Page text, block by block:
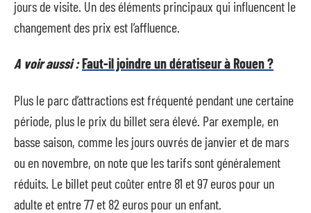
jours de visite. Un des éléments principaux qui influencent le
changement des prix est l’affluence.
A voir aussi :Faut-il joindre un dératiseur à Rouen ?
Plus le parc d’attractions est fréquenté pendant une certaine
période, plus le prix du billet sera élevé. Par exemple, en
basse saison, comme les jours ouvrés de janvier et de mars
ou en novembre, on note que les tarifs sont généralement
réduits. Le billet peut coûter entre 81 et 97 euros pour un
adulte et entre 77 et 82 euros pour un enfant.